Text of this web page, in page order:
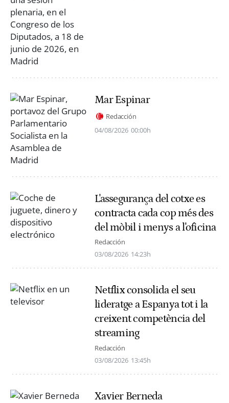
Mar Espinar
Redacción
04/08/2026 00:00h
L'assegurança del cotxe es
contracta cada cop més des
del mòbil i menys a l'oficina
Redacción
03/08/2026 14:23h
Netflix consolida el seu
lideratge a Espanya tot i la
creixent competència del
streaming
Redacción
03/08/2026 13:45h
Xavier Berneda